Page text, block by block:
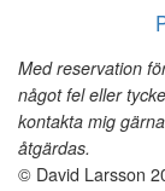
Med reservation
något fel eller
kontakta mig
åtgärdas.
© David Larsson